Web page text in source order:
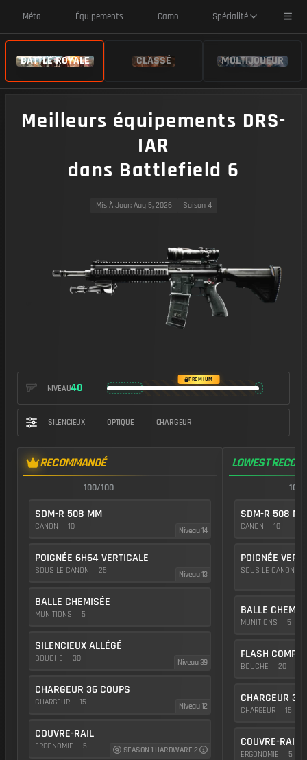
Méta Équipements Camo Spécialité
BATTLE ROYALE CLASSÉ MULTIJOUEUR
Meilleurs équipements DRS-
IAR
dans Battlefield 6
Mis À Jour: Aug 5, 2026 Saison 4
NIVEAU40
PREMIUM
SILENCIEUX OPTIQUE CHARGEUR
RECOMMANDÉ
100/100
SDM-R 508 MM
CANON 10 Niveau 14
POIGNÉE 6H64 VERTICALE
SOUS LE CANON 25 Niveau 13
BALLE CHEMISÉE
MUNITIONS 5
SILENCIEUX ALLÉGÉ
BOUCHE 30 Niveau 39
CHARGEUR 36 COUPS
CHARGEUR 15 Niveau 12
COUVRE-RAIL
ERGONOMIE 5 SEASON 1 HARDWARE 2
LOWEST RECOIL
SDM-R 508 MM
CANON 10
POIGNÉE
SOUS LE CANON
BALLE
MUNITIONS 5
FLASH COMP
BOUCHE 20
CHARGEUR 36
CHARGEUR 15
COUVRE-RAIL
ERGONOMIE 5